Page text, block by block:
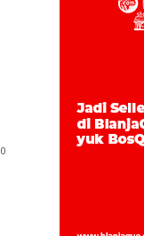
0